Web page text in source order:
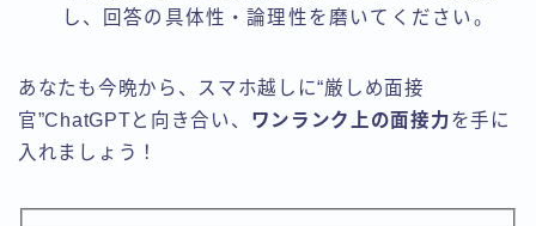
し、回答の具体性・論理性を磨いてください。
あなたも今晩から、スマホ越しに“厳しめ面接
官”ChatGPTと向き合い、 ワンランク上の面接力を手に
入れましょう！